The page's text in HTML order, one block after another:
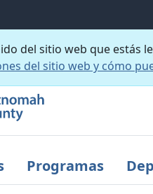
del sitio web que estás
del sitio web y cómo
Programas